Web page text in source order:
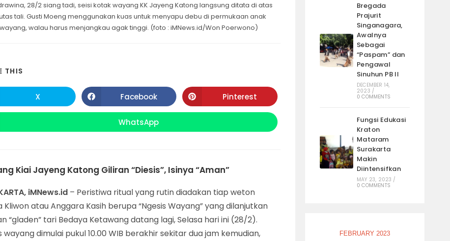
28/2 siang tadi, seisi kotak wayang KK Jayeng Katong langsung ditata di atas
tali. Gusti Moeng menggunakan kuas untuk menyapu debu di permukaan anak
wayang, walau harus menjangkau agak tinggi. (foto : iMNews.id/Won Poerwono)
THIS
CONTENT
Opens
in
a
X Opens
in
a
new
window
Facebook Opens
in
a
Pinterest
Opens
in
WhatsApp
Kiai Jayeng Katong Giliran “Diesis”, Isinya “Aman”
iMNews.id – Peristiwa ritual yang rutin diadakan tiap weton
Kliwon atau Anggara Kasih berupa “Ngesis Wayang” yang dilanjutkan
“gladen” tari Bedaya Ketawang datang lagi, Selasa hari ini (28/2).
wayang dimulai pukul 10.00 WIB berakhir sekitar dua jam kemudian,
Bregada
Prajurit
Singanagara,
Awalnya
Sebagai
“Paspam” dan
Pengawal
Sinuhun PB II
DECEMBER 14,
2023 /
0 COMMENTS
Fungsi Edukasi
Kraton
Mataram
Surakarta
Makin
Diintensifkan
MAY 23, 2023 /
0 COMMENTS
FEBRUARY 2023